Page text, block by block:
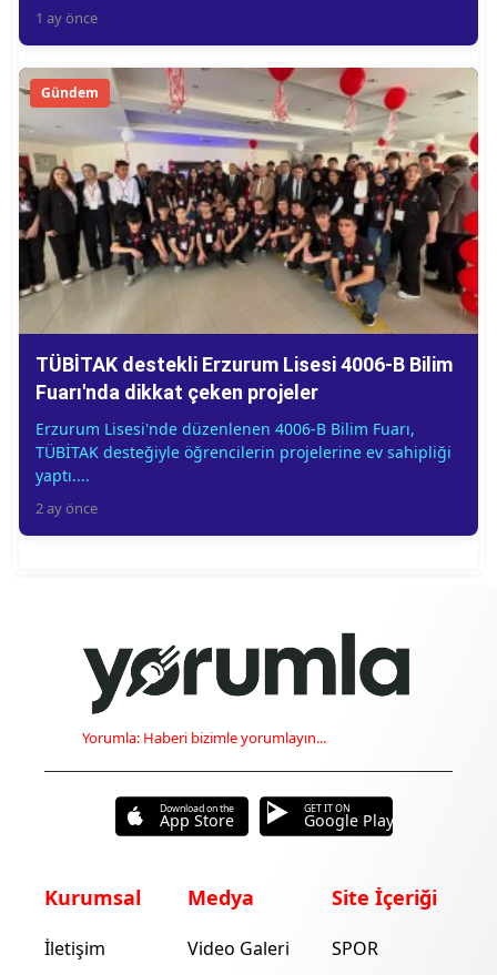
1 ay önce
Gündem
TÜBİTAK destekli Erzurum Lisesi 4006-B Bilim
Fuarı'nda dikkat çeken projeler
Erzurum Lisesi'nde düzenlenen 4006-B Bilim Fuarı,
TÜBİTAK desteğiyle öğrencilerin projelerine ev sahipliği
yaptı....
2 ay önce
Yorumla: Haberi bizimle yorumlayın...
Download on the
App Store
GET IT ON
Google Play
Kurumsal
İletişim
Medya
Video Galeri
Site İçeriği
SPOR